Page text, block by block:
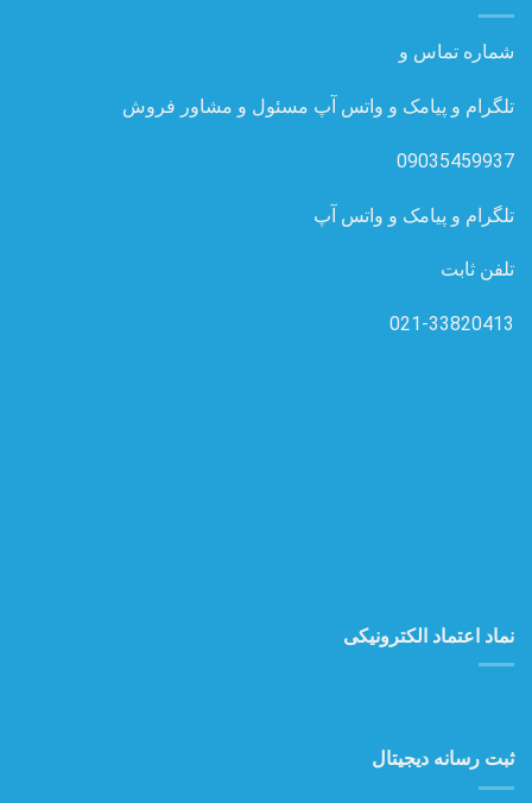
شماره تماس و
تلگرام و پیامک و واتس آپ مسئول و مشاور فروش
09035459937
تلگرام و پیامک و واتس آپ
تلفن ثابت
021-33820413
نماد اعتماد الکترونیکی
ثبت رسانه دیجیتال